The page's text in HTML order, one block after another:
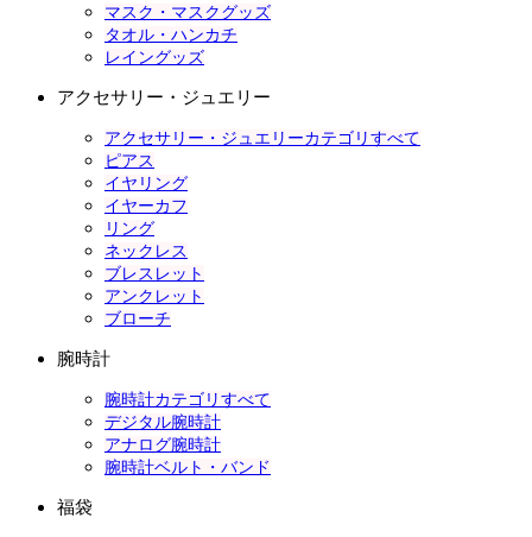
マスク・マスクグッズ
タオル・ハンカチ
レイングッズ
アクセサリー・ジュエリー
アクセサリー・ジュエリーカテゴリすべて
ピアス
イヤリング
イヤーカフ
リング
ネックレス
ブレスレット
アンクレット
ブローチ
腕時計
腕時計カテゴリすべて
デジタル腕時計
アナログ腕時計
腕時計ベルト・バンド
福袋